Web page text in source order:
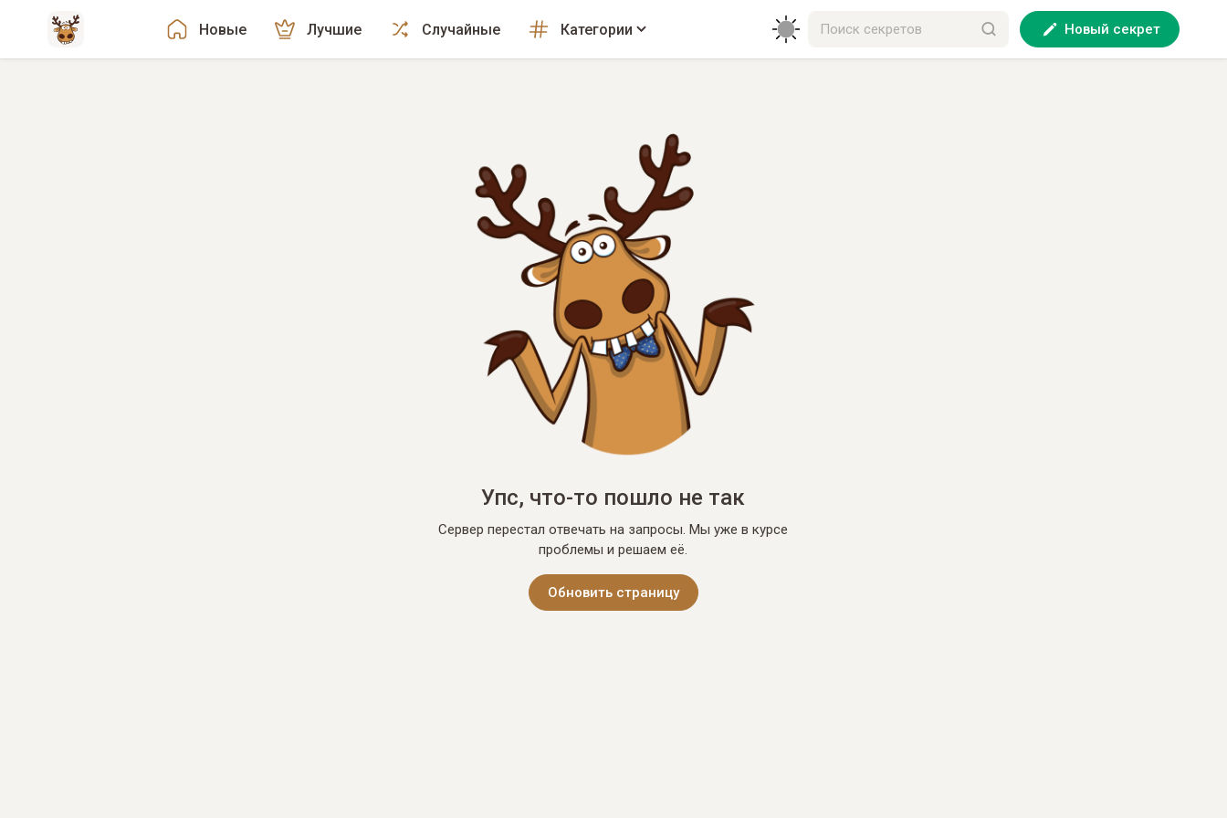
Новые Лучшие Случайные Категории Новый секрет
Упс, что-то пошло не так
Сервер перестал отвечать на запросы. Мы уже в курсе
проблемы и решаем её.
Обновить страницу